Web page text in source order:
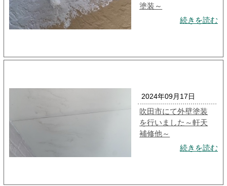
塗装～
続きを読む
2024年09月17日
吹田市にて外壁塗装
を行いました～軒天
補修他～
続きを読む